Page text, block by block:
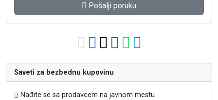
Pošalji poruku
Saveti za bezbednu kupovinu
Nađite se sa prodavcem na javnom mestu